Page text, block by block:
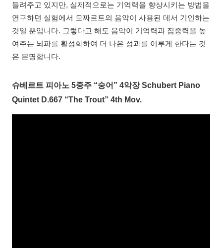
들려주고 있지만, 실제적으로는 기억력을 향상시키는 방법을
연구하던 실험에서 모짜르트의 음악이 사용된 데서 기인하는
것일 뿐입니다. 그렇다고 해도 음악이 기억력과 집중력을 높
여주는 뇌파를 활성화하여 더 나은 성과를 이루게 한다는 것
은 분명합니다.
슈베르트 피아노 5중주 “숭어” 4악장 Schubert Piano
Quintet D.667 “The Trout” 4th Mov.